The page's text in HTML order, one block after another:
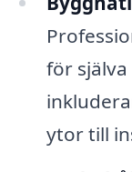
för
ytor till